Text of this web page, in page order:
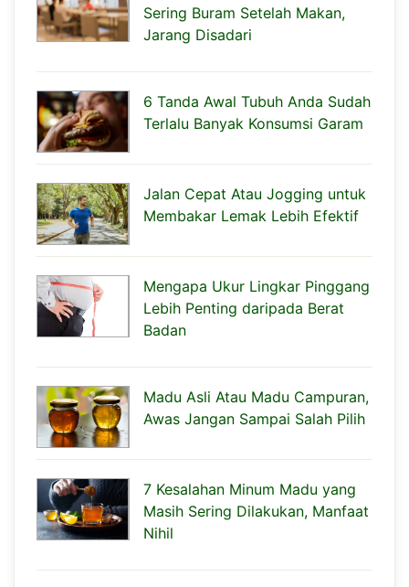
Sering Buram Setelah Makan,
Jarang Disadari
6 Tanda Awal Tubuh Anda Sudah
Terlalu Banyak Konsumsi Garam
Jalan Cepat Atau Jogging untuk
Membakar Lemak Lebih Efektif
Mengapa Ukur Lingkar Pinggang
Lebih Penting daripada Berat
Badan
Madu Asli Atau Madu Campuran,
Awas Jangan Sampai Salah Pilih
7 Kesalahan Minum Madu yang
Masih Sering Dilakukan, Manfaat
Nihil